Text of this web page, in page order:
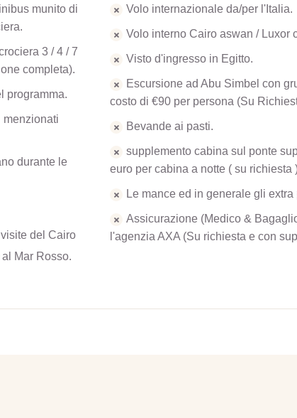
munito di
3 / 4 / 7
completa).
programma.
menzionati
durante le
del Cairo
Mar Rosso.
Volo internazionale da/per l'Italia.
Volo interno Cairo aswan / Luxor
Visto d'ingresso in Egitto.
Escursione ad Abu Simbel con
costo di €90 per persona (Su
Bevande ai pasti.
supplemento cabina sul ponte
euro per cabina a notte ( su richiesta
Le mance ed in generale gli extra
Assicurazione (Medico &
l'agenzia AXA (Su richiesta e con